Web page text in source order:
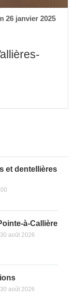
26 janvier 2025
et dentellières
à-Callière
août 2026
août 2026